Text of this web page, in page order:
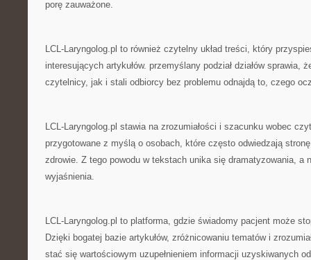
porę zauważone.
LCL-Laryngolog.pl to również czytelny układ treści, który
interesujących artykułów. przemyślany podział działów sprawia,
czytelnicy, jak i stali odbiorcy bez problemu odnajdą to, czego
LCL-Laryngolog.pl stawia na zrozumiałości i szacunku wobec
przygotowane z myślą o osobach, które często odwiedzają
zdrowie. Z tego powodu w tekstach unika się dramatyzowania, a
wyjaśnienia.
LCL-Laryngolog.pl to platforma, gdzie świadomy pacjent może
Dzięki bogatej bazie artykułów, zróżnicowaniu tematów i
stać się wartościowym uzupełnieniem informacji uzyskiwanych